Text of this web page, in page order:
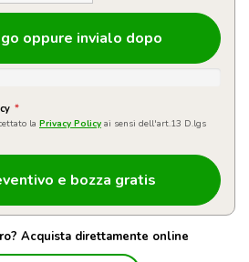
oppure invialo dopo
*
la Privacy Policy ai sensi dell'art.13 D.lgs
Acquista direttamente online